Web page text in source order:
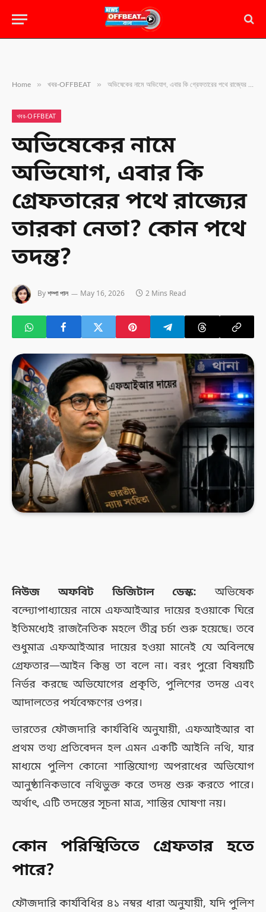
Home » খবর-OFFBEAT » অভিষেকের নামে অভিযোগ, এবার কি গ্রেফতারের পথে রাজ্যের তারকা নেতা? কোন পথে তদন্ত?
খবর-OFFBEAT
অভিষেকের নামে
অভিযোগ, এবার কি
গ্রেফতারের পথে রাজ্যের
তারকা নেতা? কোন পথে
তদন্ত?
Byশম্পা পাল May 16, 2026 2 Mins Read
নিউজ অফবিট ডিজিটাল ডেস্ক: অভিষেক
বন্দ্যোপাধ্যায়ের নামে এফআইআর দায়ের হওয়াকে ঘিরে
ইতিমধ্যেই রাজনৈতিক মহলে তীব্র চর্চা শুরু হয়েছে। তবে
শুধুমাত্র এফআইআর দায়ের হওয়া মানেই যে অবিলম্বে
গ্রেফতার—আইন কিন্তু তা বলে না। বরং পুরো বিষয়টি
নির্ভর করছে অভিযোগের প্রকৃতি, পুলিশের তদন্ত এবং
আদালতের পর্যবেক্ষণের ওপর।
ভারতের ফৌজদারি কার্যবিধি অনুযায়ী, এফআইআর বা
প্রথম তথ্য প্রতিবেদন হল এমন একটি আইনি নথি, যার
মাধ্যমে পুলিশ কোনো শাস্তিযোগ্য অপরাধের অভিযোগ
আনুষ্ঠানিকভাবে নথিভুক্ত করে তদন্ত শুরু করতে পারে।
অর্থাৎ, এটি তদন্তের সূচনা মাত্র, শাস্তির ঘোষণা নয়।
কোন পরিস্থিতিতে গ্রেফতার হতে
পারে?
ফৌজদারি কার্যবিধির ৪১ নম্বর ধারা অনুযায়ী, যদি পুলিশ